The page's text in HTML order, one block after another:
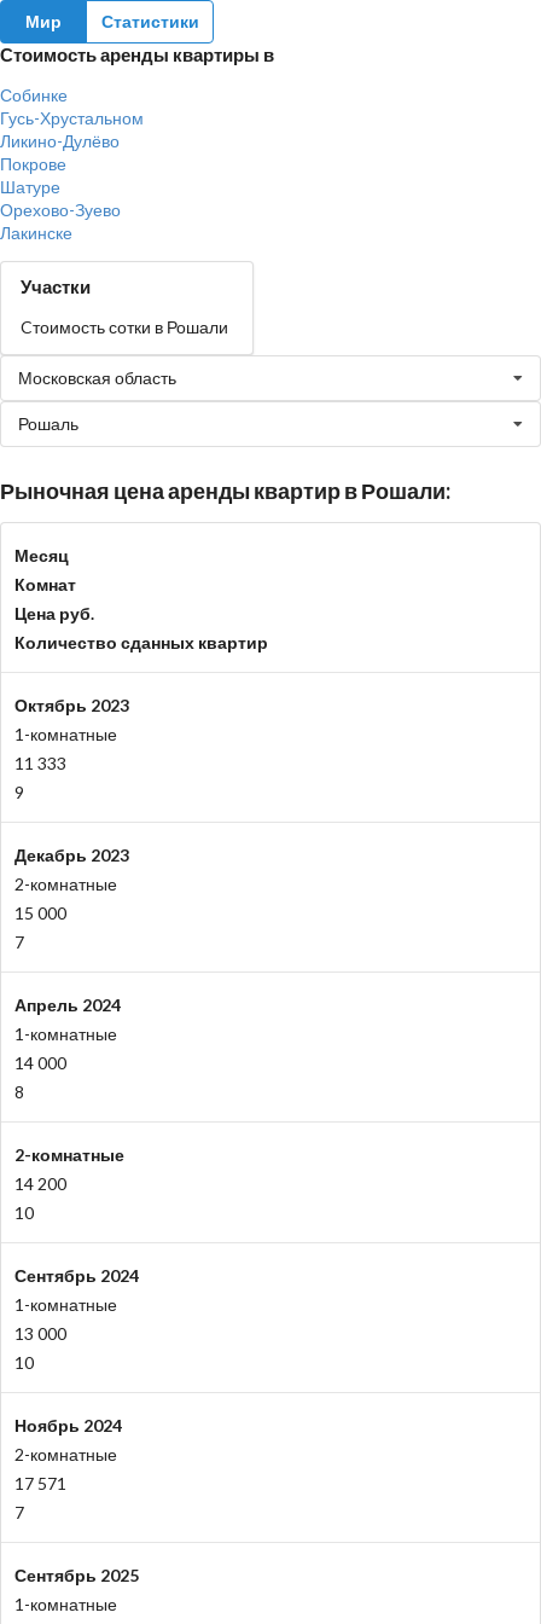
Мир Статистики
Стоимость аренды квартиры в
Собинке
Гусь-Хрустальном
Ликино-Дулёво
Покрове
Шатуре
Орехово-Зуево
Лакинске
Участки
Cтоимость сотки в Рошали
Московская область
Рошаль
Рыночная цена аренды квартир в Рошали:
Месяц
Комнат
Цена руб.
Количество сданных квартир
Октябрь 2023
1-комнатные
11 333
9
Декабрь 2023
2-комнатные
15 000
7
Апрель 2024
1-комнатные
14 000
8
2-комнатные
14 200
10
Сентябрь 2024
1-комнатные
13 000
10
Ноябрь 2024
2-комнатные
17 571
7
Сентябрь 2025
1-комнатные